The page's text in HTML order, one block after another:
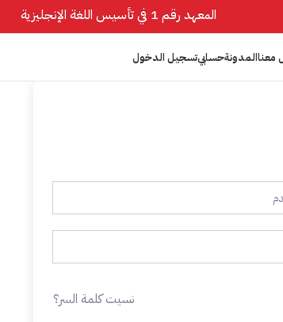
المعهد رقم 1 في تأسيس اللغة الإنجليزية
معناالمدونةحسابيتسجيل الدخول
نسيت كلمة السر؟